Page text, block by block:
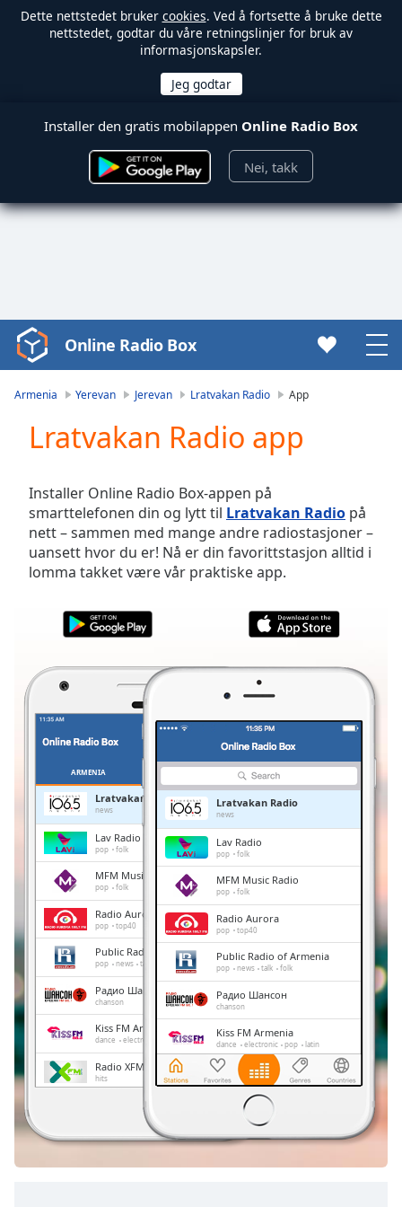
Dette nettstedet bruker cookies. Ved å fortsette å bruke dette
nettstedet, godtar du våre retningslinjer for bruk av
informasjonskapsler.
Installer den gratis mobilappen Online Radio Box
Nei, takk
Video
Player
Video
Skip
Backward
Skip
Forward
Mute
Current
Duration-:-
0.00%
Stream
TypeLIVE
Seek to
LIVE
Remaining
Time-
Playback
Chapters
Descriptions
descriptions
off,
Subtitles
subtitles
Online Radio Box
Armenia Yerevan Jerevan Lratvakan Radio App
Lratvakan Radio app
Installer Online Radio Box-appen på
smarttelefonen din og lytt til Lratvakan Radio på
nett – sammen med mange andre radiostasjoner –
uansett hvor du er! Nå er din favorittstasjon alltid i
lomma takket være vår praktiske app.
ARMENIA
Lratvakan Radio
news
Lav Radio
pop folk
MFM Music Radio
pop folk
Radio Aurora
pop top40
Public Radio of Armenia
pop news talk
Радио Шансон
chanson
Kiss FM Armenia
dance electronic pop latin
Radio XFM
hits
РАДИО "Ереванские ночи"
Lratvakan Radio
news
Lav Radio
pop folk
MFM Music Radio
pop folk
Radio Aurora
pop top40
Public Radio of Armenia
pop news talk folk
Радио Шансон
chanson
Kiss FM Armenia
dance electronic pop latin
Radio XFM
hits
РАДИО "Ереванские ночи"
country